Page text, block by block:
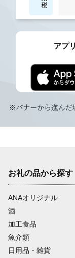
お礼の品から探す
ANAオリジナル
酒
加工食品
魚介類
日用品・雑貨